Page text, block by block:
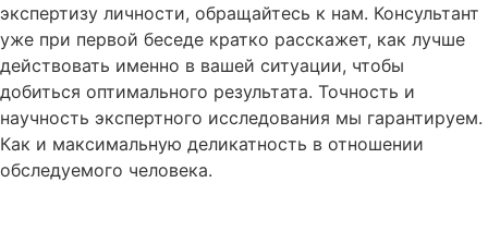
экспертизу личности, обращайтесь к нам. Консультант
уже при первой беседе кратко расскажет, как лучше
действовать именно в вашей ситуации, чтобы
добиться оптимального результата. Точность и
научность экспертного исследования мы гарантируем.
Как и максимальную деликатность в отношении
обследуемого человека.